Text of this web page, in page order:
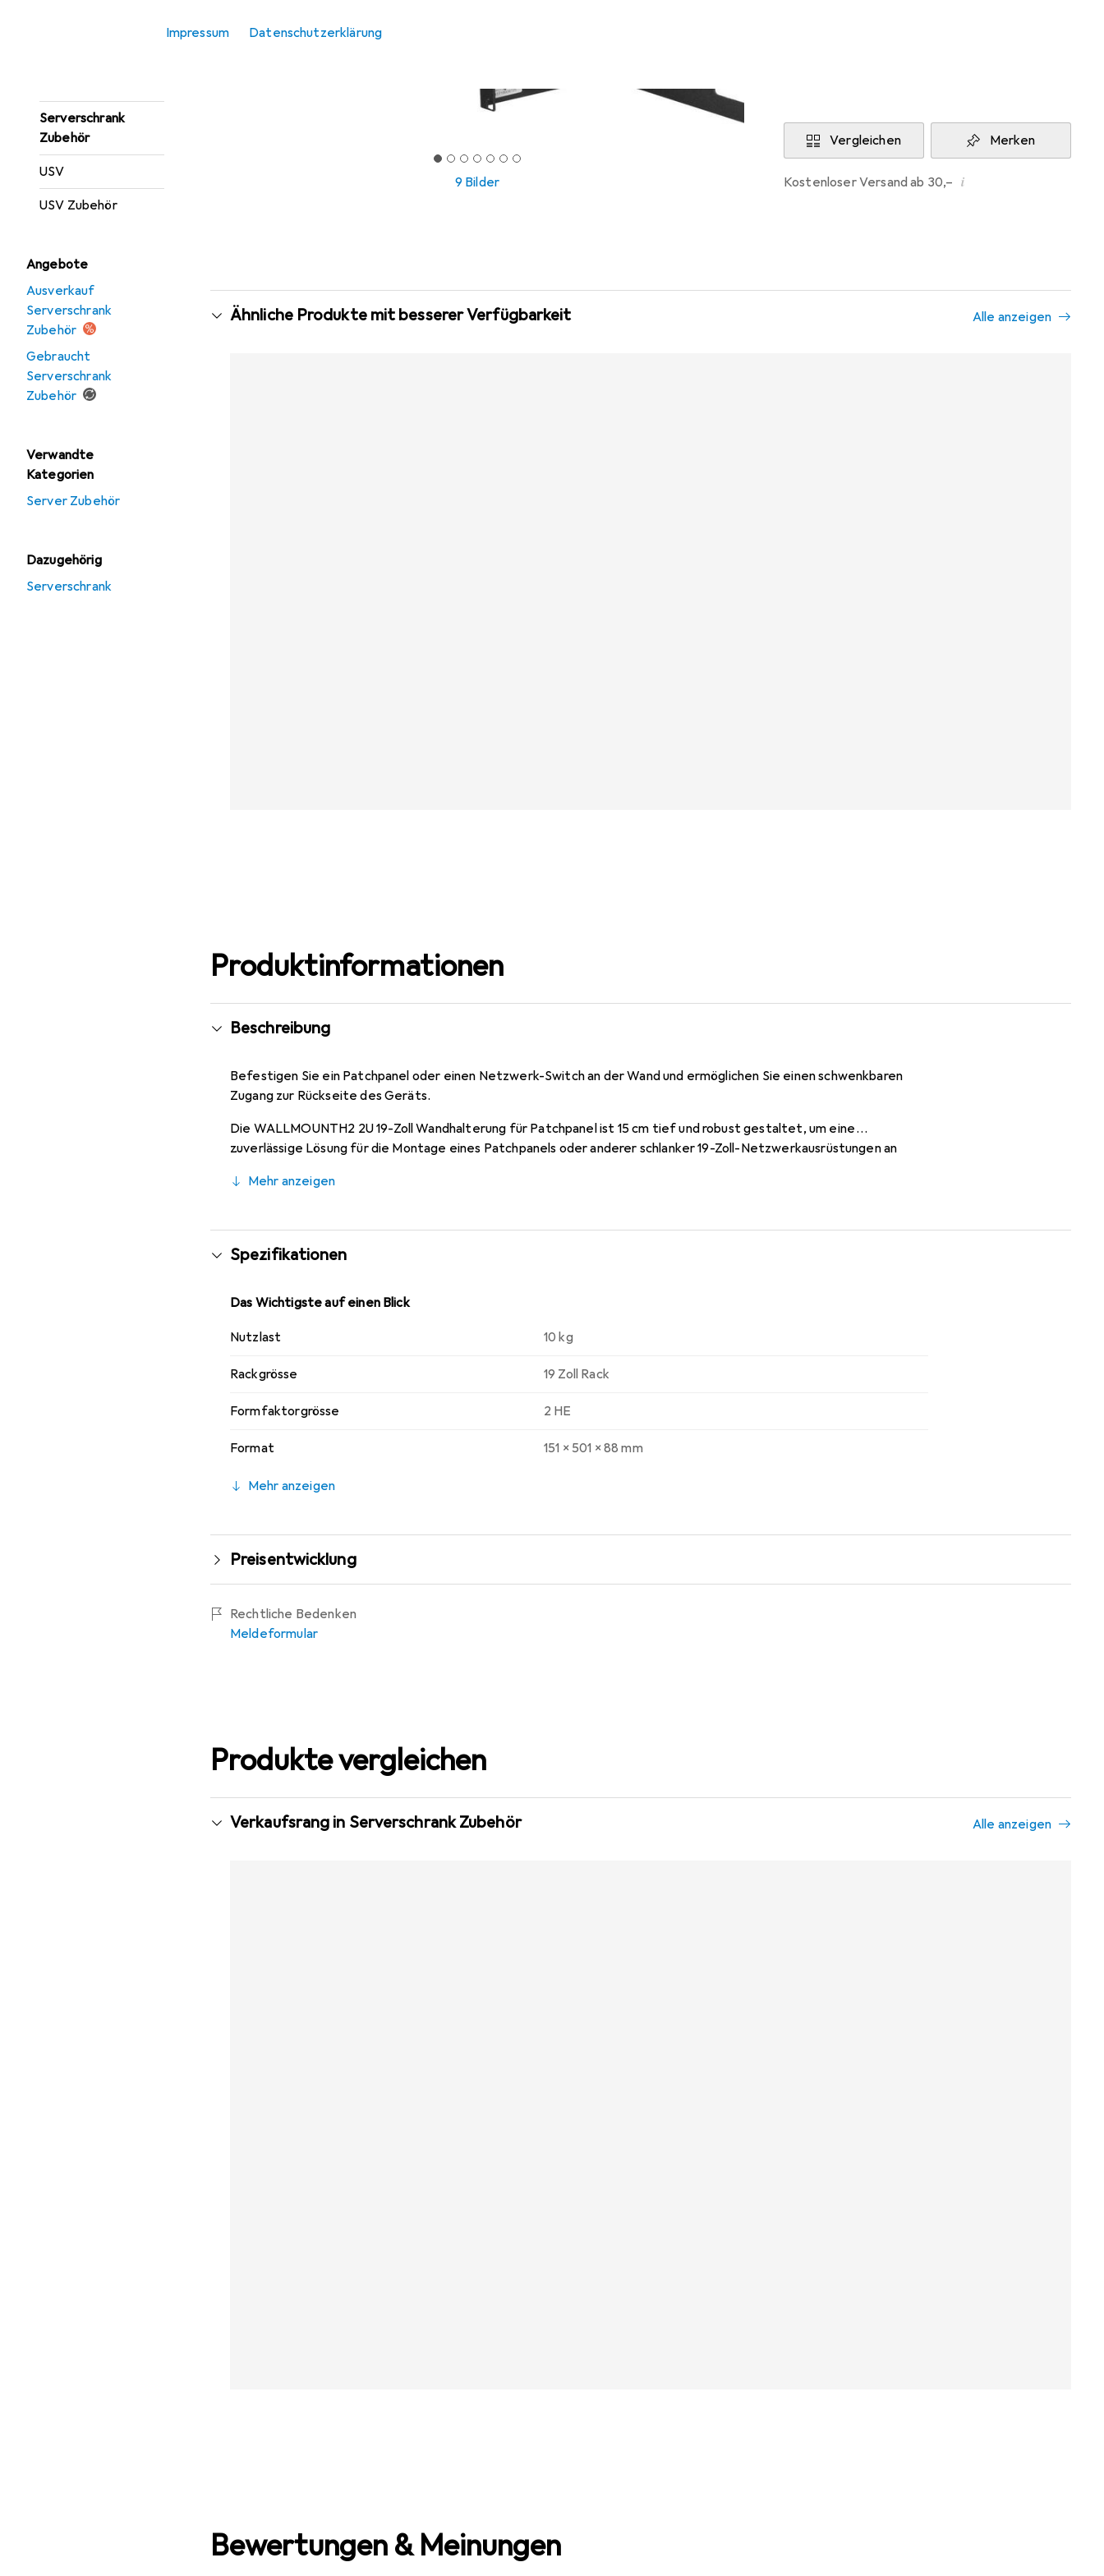
Impressum Datenschutzerklärung
Serverschrank
Zubehör
USV
USV Zubehör
Angebote
Ausverkauf
Serverschrank
Zubehör
Gebraucht
Serverschrank
Zubehör
Verwandte
Kategorien
Server Zubehör
Dazugehörig
Serverschrank
9 Bilder
Vergleichen Merken
Kostenloser Versand ab 30,– i
Ähnliche Produkte mit besserer Verfügbarkeit Alle anzeigen
Produktinformationen
Beschreibung
Befestigen Sie ein Patchpanel oder einen Netzwerk-Switch an der Wand und ermöglichen Sie einen schwenkbaren
Zugang zur Rückseite des Geräts.
Die WALLMOUNTH2 2U 19-Zoll Wandhalterung für Patchpanel ist 15 cm tief und robust gestaltet, um eine
zuverlässige Lösung für die Montage eines Patchpanels oder anderer schlanker 19-Zoll-Netzwerkausrüstungen an
Mehr anzeigen
Spezifikationen
Das Wichtigste auf einen Blick
Nutzlast 10 kg
Rackgrösse 19 Zoll Rack
Formfaktorgrösse 2 HE
Format 151 x 501 x 88 mm
Mehr anzeigen
Preisentwicklung
Rechtliche Bedenken
Meldeformular
Produkte vergleichen
Verkaufsrang in Serverschrank Zubehör Alle anzeigen
Bewertungen & Meinungen